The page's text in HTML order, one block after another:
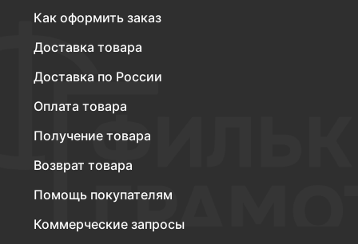
Как оформить заказ
Доставка товара
Доставка по России
Оплата товара
Получение товара
Возврат товара
Помощь покупателям
Коммерческие запросы